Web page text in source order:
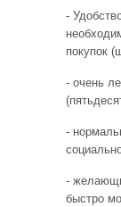
-
покупок
- очень
-
-
быстро